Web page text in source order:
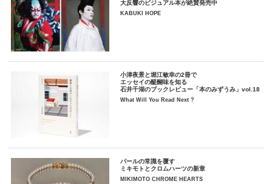
大反響のビジュアル本が絶賛発売中
KABUKI HOPE
小津夜景と堀江敏幸の2冊で
エッセイの醍醐味を知る
石井千湖のブックレビュー「本のみずうみ」vol.18
What Will You Read Next ?
パールの常識を覆す
ミキモトとクロムハーツの新章
MIKIMOTO CHROME HEARTS